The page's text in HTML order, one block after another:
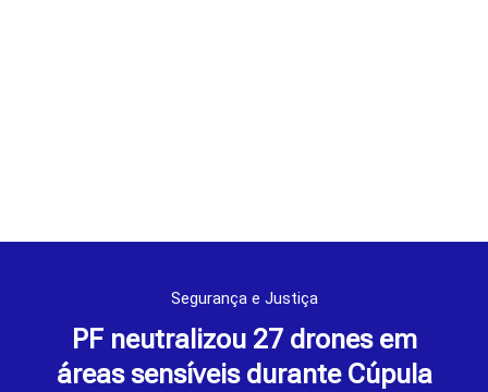
Segurança e Justiça
PF neutralizou 27 drones em
áreas sensíveis durante Cúpula